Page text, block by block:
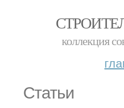
коллекция
Статьи